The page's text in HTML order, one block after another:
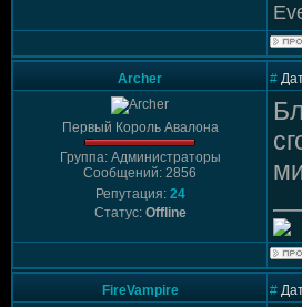
Archer #
Первый Король Авалона
Группа: Администраторы
Сообщений: 2856
Репутация: 24
Статус: Offline
FireVampire #